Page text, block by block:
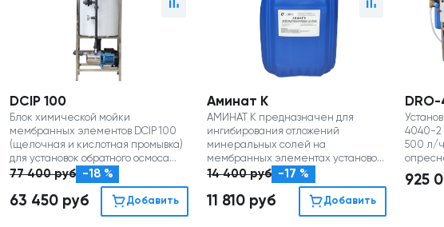
DCIP 100
Блок химической мойки
мембранных элементов DCIP 100
(щелочная и кислотная промывка)
для установок обратного осмоса
производительностью до 2 м3/час
77 400руб -18 %
63 450 руб Добавить
Аминат К
АМИНАТ К предназначен для
ингибирования отложений
минеральных солей на
мембранных элементах установок
обратного осмоса (канистра 22 кг)
14 400руб -17 %
11 810 руб Добавить
4040-2
500 л/
925